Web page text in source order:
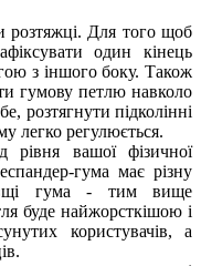
розтяжці. Для того щоб
один кінець
з іншого боку. Також
гумову петлю навколо
розтягнути підколінні
легко регулюється.
рівня вашої фізичної
гума має різну
гума - тим вище
буде найжорсткішою і
користувачів, а